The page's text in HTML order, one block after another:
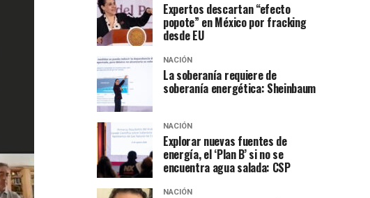
Expertos descartan “efecto
popote” en México por fracking
desde EU
NACIÓN
La soberanía requiere de
soberanía energética: Sheinbaum
NACIÓN
Explorar nuevas fuentes de
energía, el ‘Plan B’ si no se
encuentra agua salada: CSP
NACIÓN